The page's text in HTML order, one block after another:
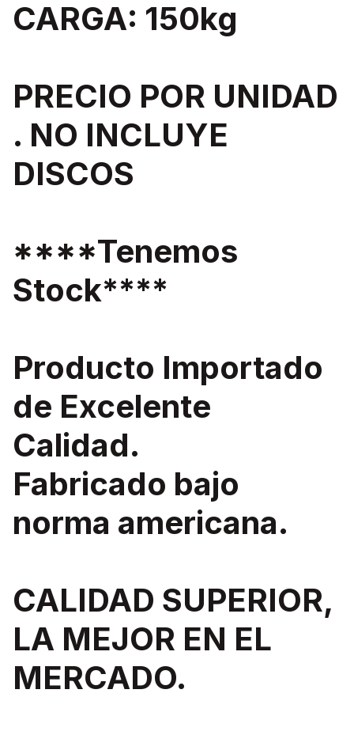
CARGA: 150kg
PRECIO POR UNIDAD
. NO INCLUYE
DISCOS
****Tenemos
Stock****
Producto Importado
de Excelente
Calidad.
Fabricado bajo
norma americana.
CALIDAD SUPERIOR,
LA MEJOR EN EL
MERCADO.